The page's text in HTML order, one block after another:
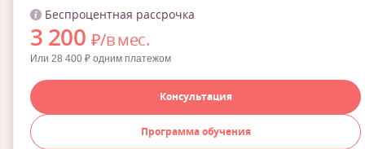
Беспроцентная рассрочка
3 200 ₽/в мес.
Или 28 400 ₽ одним платежом
Консультация
Программа обучения